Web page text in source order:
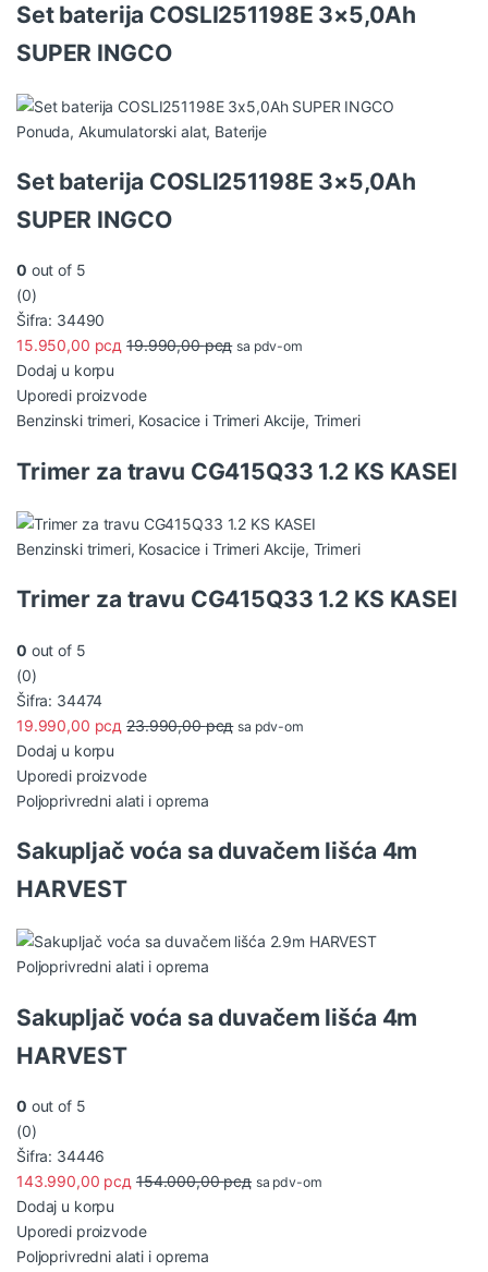
Set baterija COSLI251198E 3×5,0Ah
SUPER INGCO
Ponuda, Akumulatorski alat, Baterije
Set baterija COSLI251198E 3×5,0Ah
SUPER INGCO
0 out of 5
(0)
Šifra: 34490
15.950,00 рсд 19.990,00рсд sa pdv-om
Dodaj u korpu
Uporedi proizvode
Benzinski trimeri, Kosacice i Trimeri Akcije, Trimeri
Trimer za travu CG415Q33 1.2 KS KASEI
Benzinski trimeri, Kosacice i Trimeri Akcije, Trimeri
Trimer za travu CG415Q33 1.2 KS KASEI
0 out of 5
(0)
Šifra: 34474
19.990,00 рсд 23.990,00рсд sa pdv-om
Dodaj u korpu
Uporedi proizvode
Poljoprivredni alati i oprema
Sakupljač voća sa duvačem lišća 4m
HARVEST
Poljoprivredni alati i oprema
Sakupljač voća sa duvačem lišća 4m
HARVEST
0 out of 5
(0)
Šifra: 34446
143.990,00 рсд 154.000,00рсд sa pdv-om
Dodaj u korpu
Uporedi proizvode
Poljoprivredni alati i oprema